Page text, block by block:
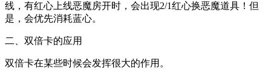
线，有红心上线恶魔房开时，会出现2/1红心换恶魔道具！但
是，会优先消耗蓝心。
二、双倍卡的应用
双倍卡在某些时候会发挥很大的作用。